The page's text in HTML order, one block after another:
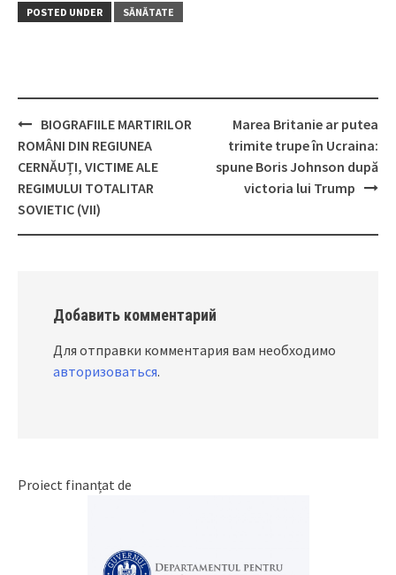
POSTED UNDER SĂNĂTATE
Post
navigation
BIOGRAFIILE MARTIRILOR
ROMÂNI DIN REGIUNEA
CERNĂUȚI, VICTIME ALE
REGIMULUI TOTALITAR
SOVIETIC (VII)
Marea Britanie ar putea
trimite trupe în Ucraina:
spune Boris Johnson după
victoria lui Trump
Добавить комментарий
Для отправки комментария вам необходимо
авторизоваться.
Proiect finanțat de